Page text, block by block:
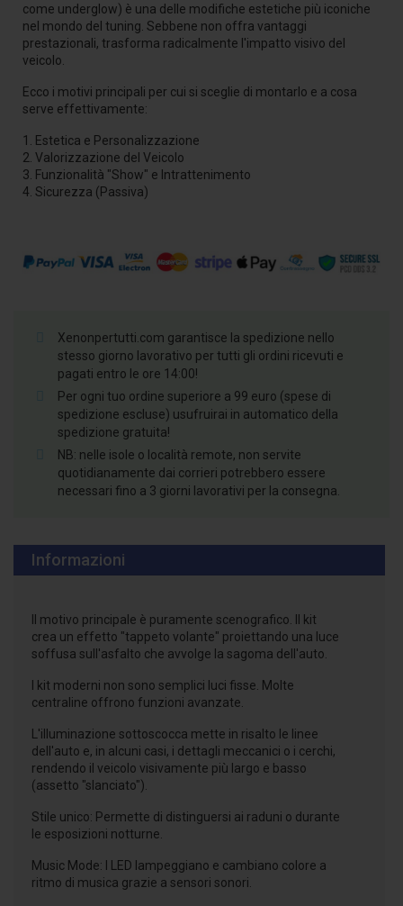
come underglow) è una delle modifiche estetiche più iconiche
nel mondo del tuning. Sebbene non offra vantaggi
prestazionali, trasforma radicalmente l'impatto visivo del
veicolo.
Ecco i motivi principali per cui si sceglie di montarlo e a cosa
serve effettivamente:
1. Estetica e Personalizzazione
2. Valorizzazione del Veicolo
3. Funzionalità "Show" e Intrattenimento
4. Sicurezza (Passiva)
Xenonpertutti.com garantisce la spedizione nello
stesso giorno lavorativo per tutti gli ordini ricevuti e
pagati entro le ore 14:00!
Per ogni tuo ordine superiore a 99 euro (spese di
spedizione escluse) usufruirai in automatico della
spedizione gratuita!
NB: nelle isole o località remote, non servite
quotidianamente dai corrieri potrebbero essere
necessari fino a 3 giorni lavorativi per la consegna.
Informazioni
Il motivo principale è puramente scenografico. Il kit
crea un effetto "tappeto volante" proiettando una luce
soffusa sull'asfalto che avvolge la sagoma dell'auto.
I kit moderni non sono semplici luci fisse. Molte
centraline offrono funzioni avanzate.
L'illuminazione sottoscocca mette in risalto le linee
dell'auto e, in alcuni casi, i dettagli meccanici o i cerchi,
rendendo il veicolo visivamente più largo e basso
(assetto "slanciato").
Stile unico: Permette di distinguersi ai raduni o durante
le esposizioni notturne.
Music Mode: I LED lampeggiano e cambiano colore a
ritmo di musica grazie a sensori sonori.